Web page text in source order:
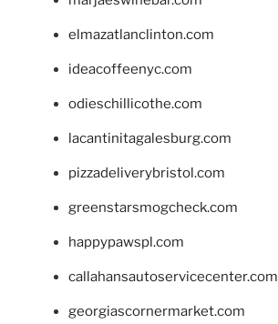
elmazatlanclinton.com
ideacoffeenyc.com
odieschillicothe.com
lacantinitagalesburg.com
pizzadeliverybristol.com
greenstarsmogcheck.com
happypawspl.com
callahansautoservicecenter.com
georgiascornermarket.com